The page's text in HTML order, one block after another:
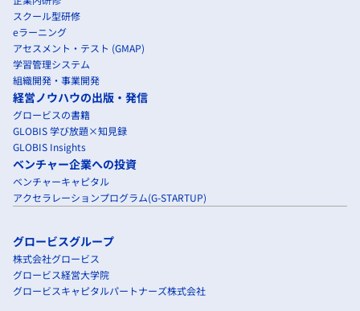
スクール型研修
eラーニング
アセスメント・テスト (GMAP)
学習管理システム
組織開発・事業開発
経営ノウハウの出版・発信
グロービスの書籍
GLOBIS 学び放題×知見録
GLOBIS Insights
ベンチャー企業への投資
ベンチャーキャピタル
アクセラレーションプログラム(G-STARTUP)
グロービスグループ
株式会社グロービス
グロービス経営大学院
グロービスキャピタルパートナーズ株式会社